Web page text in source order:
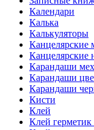
Календари
Калька
Калькуляторы
Канцелярские
Карандаши
Карандаши
Карандаши
Кисти
Клей
Клей герметик